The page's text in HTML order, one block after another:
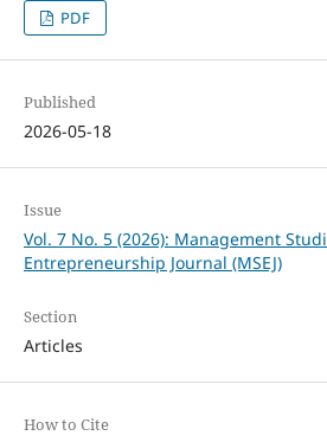
PDF
Published
2026-05-18
Issue
Vol. 7 No. 5 (2026): Management
Entrepreneurship Journal (MSEJ)
Section
Articles
How to Cite